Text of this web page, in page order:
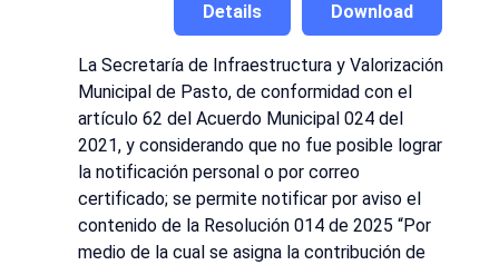
Download
Details
La Secretaría de Infraestructura y Valorización
Municipal de Pasto, de conformidad con el
artículo 62 del Acuerdo Municipal 024 del
2021, y considerando que no fue posible lograr
la notificación personal o por correo
certificado; se permite notificar por aviso el
contenido de la Resolución 014 de 2025 “Por
medio de la cual se asigna la contribución de